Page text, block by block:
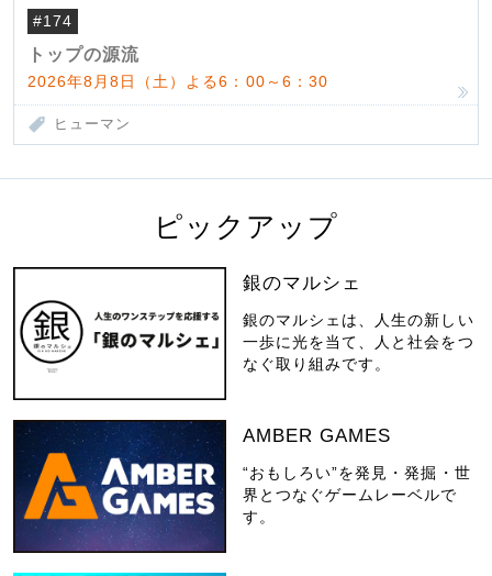
米国駐在でも浮かんだ八ヶ岳 山小屋を営
んだ父母
#174
トップの源流
2026年8月8日（土）よる6：00～6：30
ヒューマン
ピックアップ
銀のマルシェ
銀のマルシェは、人生の新しい
一歩に光を当て、人と社会をつ
なぐ取り組みです。
AMBER GAMES
“おもしろい”を発見・発掘・世
界とつなぐゲームレーベルで
す。